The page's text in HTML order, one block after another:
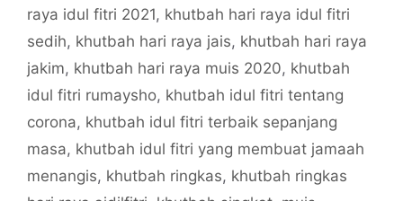
raya idul fitri 2021, khutbah hari raya idul fitri
sedih, khutbah hari raya jais, khutbah hari raya
jakim, khutbah hari raya muis 2020, khutbah
idul fitri rumaysho, khutbah idul fitri tentang
corona, khutbah idul fitri terbaik sepanjang
masa, khutbah idul fitri yang membuat jamaah
menangis, khutbah ringkas, khutbah ringkas